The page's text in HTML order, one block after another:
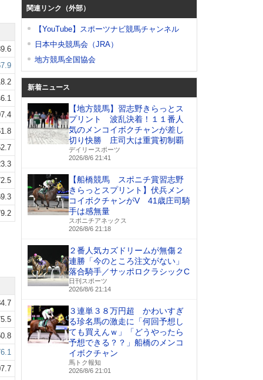
関連リンク（外部）
【YouTube】スポーツナビ競馬チャンネル
日本中央競馬会（JRA）
地方競馬全国協会
新着ニュース
【地方競馬】習志野きらっとス
プリント 波乱決着！１１番人
気のメンコイボクチャンが差し
切り快勝 庄司大は重賞初制覇
デイリースポーツ
2026/8/6 21:41
【船橋競馬 スポニチ賞習志野
きらっとスプリント】伏兵メン
コイボクチャンがV 41歳庄司騎
手は感無量
スポニチアネックス
2026/8/6 21:18
２番人気カズドリームが無傷２
連勝「今のところ注文がない」
落合騎手／サッポロクラシックC
日刊スポーツ
2026/8/6 21:14
３連単３８万円超 かわいすぎ
る珍名馬の激走に「何回予想し
ても買えんｗ」「どうやったら
予想できる？？」船橋のメンコ
イボクチャン
馬トク報知
2026/8/6 21:01